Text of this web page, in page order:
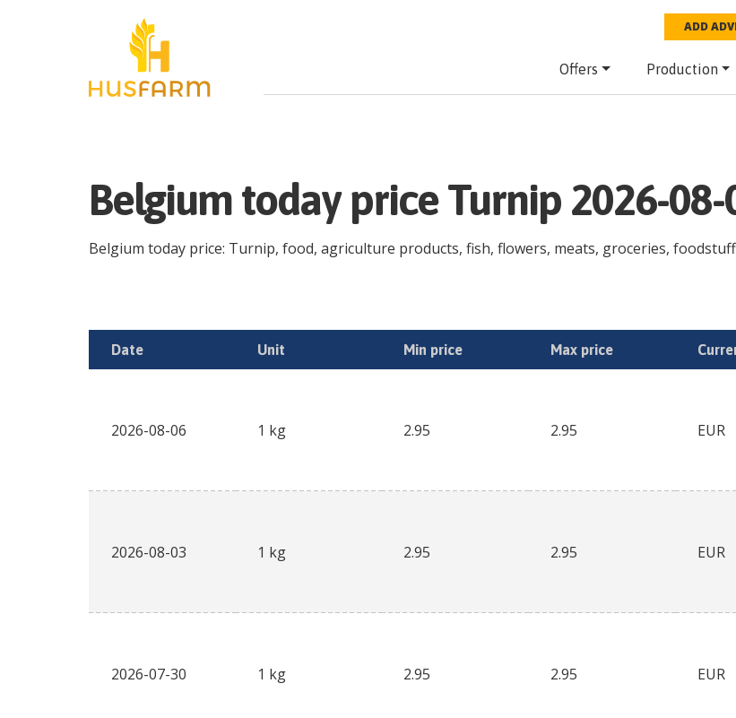
ADD
Offers Production
Belgium today price Turnip 2026-08-
Belgium today price: Turnip, food, agriculture products, fish, flowers, meats, groceries,
Date Unit Min price Max price
2026-08-06 1 kg 2.95 2.95 EUR
2026-08-03 1 kg 2.95 2.95 EUR
2026-07-30 1 kg 2.95 2.95 EUR